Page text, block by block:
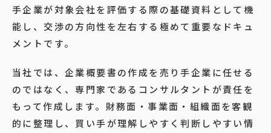
手企業が対象会社を評価する際の基礎資料として機
能し、交渉の方向性を左右する極めて重要なドキュ
メントです。
当社では、企業概要書の作成を売り手企業に任せる
のではなく、専門家であるコンサルタントが責任を
もって作成します。財務面・事業面・組織面を客観
的に整理し、買い手が理解しやすく判断しやすい情